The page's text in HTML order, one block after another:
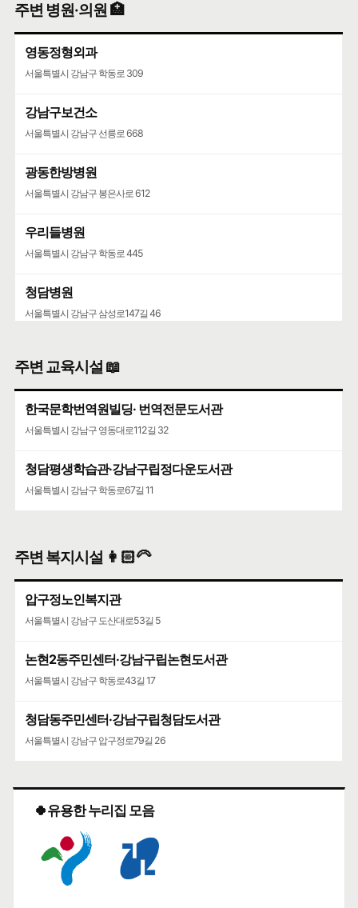
서울특별시 강남구 압구정로61길 36
주변 병원·의원 🏥
영동정형외과
서울특별시 강남구 학동로 309
강남구보건소
서울특별시 강남구 선릉로 668
광동한방병원
서울특별시 강남구 봉은사로 612
우리들병원
서울특별시 강남구 학동로 445
청담병원
서울특별시 강남구 삼성로147길 46
주변 교육시설 📖
한국문학번역원빌딩· 번역전문도서관
서울특별시 강남구 영동대로112길 32
청담평생학습관·강남구립정다운도서관
서울특별시 강남구 학동로67길 11
주변 복지시설 👩🏻‍🦳
압구정노인복지관
서울특별시 강남구 도산대로53길 5
논현2동주민센터·강남구립논현도서관
서울특별시 강남구 학동로43길 17
청담동주민센터·강남구립청담도서관
서울특별시 강남구 압구정로79길 26
🍀유용한 누리집 모음